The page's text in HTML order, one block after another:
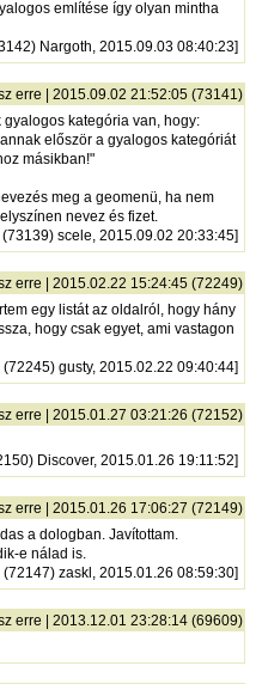
említése így olyan mintha
Nargoth, 2015.09.03 08:40:23]
erre | 2015.09.02 21:52:05 (73141)
kategória van, hogy:
először a gyalogos kategóriát
másikban!"
meg a geomenü, ha nem
nevez és fizet.
(73139) scele, 2015.09.02 20:33:45]
erre | 2015.02.22 15:24:45 (72249)
egy listát az oldalról, hogy hány
hogy csak egyet, ami vastagon
(72245) gusty, 2015.02.22 09:40:44]
erre | 2015.01.27 03:21:26 (72152)
Discover, 2015.01.26 19:11:52]
erre | 2015.01.26 17:06:27 (72149)
a dologban. Javítottam.
e nálad is.
(72147) zaskl, 2015.01.26 08:59:30]
erre | 2013.12.01 23:28:14 (69609)